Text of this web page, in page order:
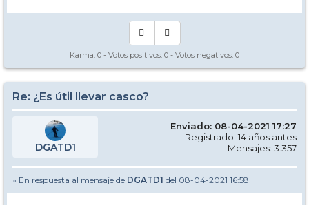
Karma: 0 - Votos positivos: 0 - Votos negativos: 0
Re: ¿Es útil llevar casco?
DGATD1
Enviado: 08-04-2021 17:27
Registrado: 14 años antes
Mensajes: 3.357
» En respuesta al mensaje de DGATD1 del 08-04-2021 16:58